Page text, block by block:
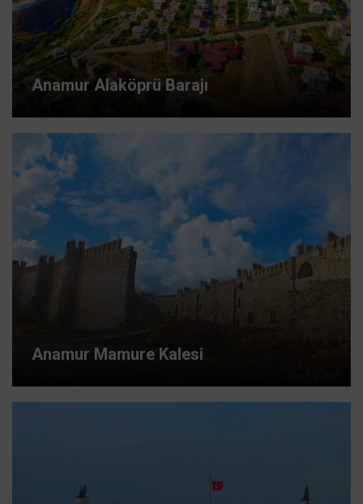
Anamur Alaköprü Barajı
Anamur Mamure Kalesi